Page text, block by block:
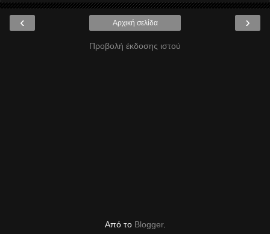
‹ ›
Αρχική σελίδα
Προβολή έκδοσης ιστού
Από το Blogger.